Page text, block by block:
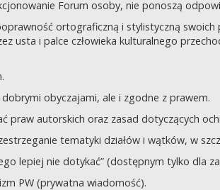
Forum osoby, nie ponoszą
ortograficzną i stylistyczną
usta i palce człowieka kulturalnego
obyczajami, ale i zgodne z prawem.
praw autorskich oraz zasad dotyczących
tematyki działów i wątków, w
lepiej nie dotykać” (dostępnym tylko dla
PW (prywatna wiadomość).